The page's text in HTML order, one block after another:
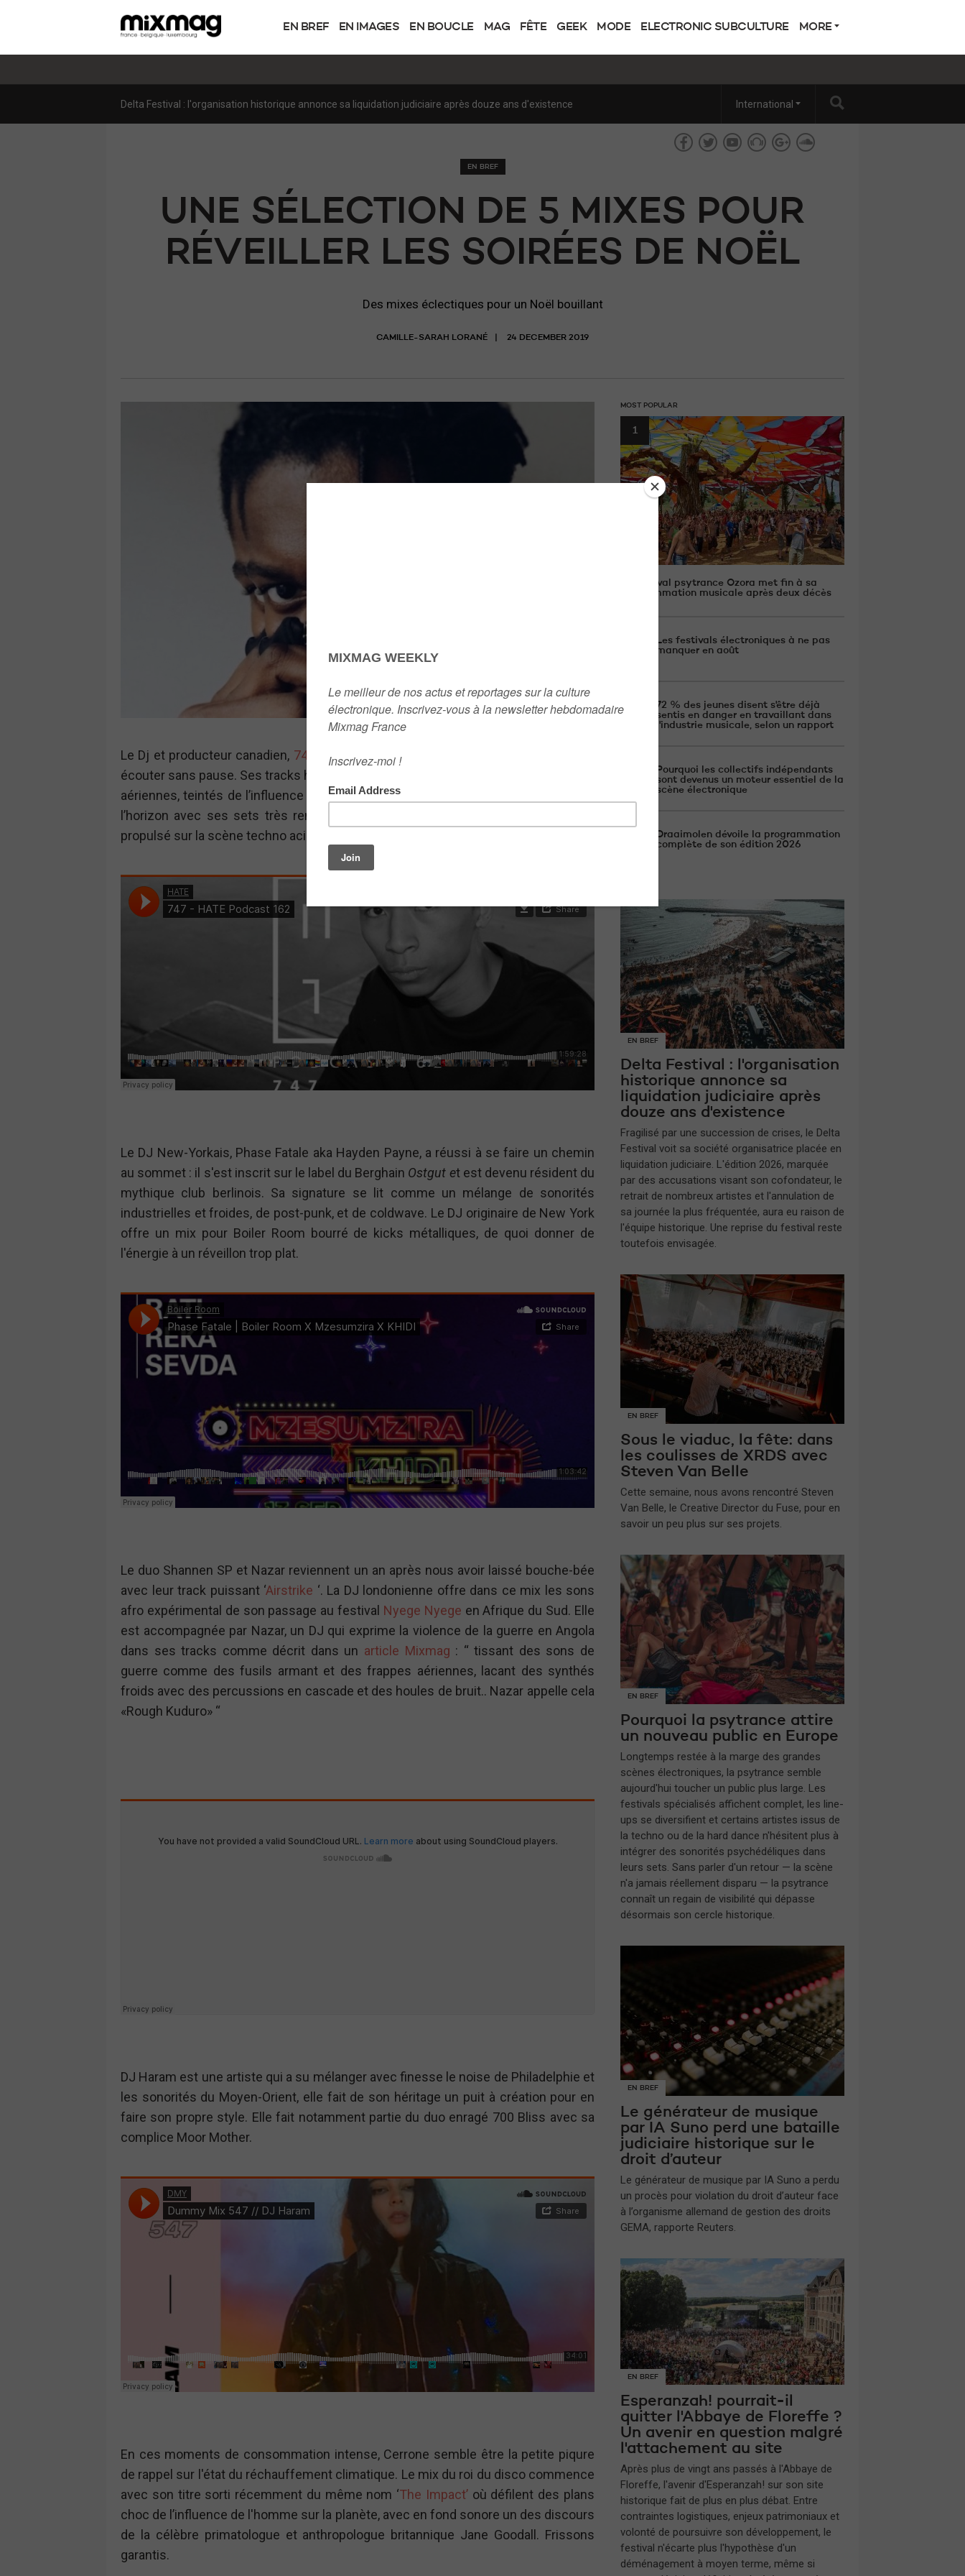
EN BREF EN IMAGES EN BOUCLE MAG FÊTE GEEK MODE ELECTRONIC SUBCULTURE MORE
Sous le viaduc, la fête: dans les coulisses de XRDS avec Steven Van Belle International
EN BREF
UNE SÉLECTION DE 5 MIXES POUR
RÉVEILLER LES SOIRÉES DE NOËL
Des mixes éclectiques pour un Noël bouillant
CAMILLE-SARAH LORANÉ 24 DECEMBER 2019
Le Dj et producteur canadien, 747
a partagé il y a deux semaines ce mix intense à
écouter sans pause. Ses tracks hypnotiques nous font décoller avec ses sonorités
aériennes, teintés de l’influence des légendes de l’acid. Son succès se voit déjà à
l’horizon avec ses sets très remarqués au Rex et au Fabric à Londres, qui l'ont
propulsé sur la scène techno acid internationale.
Le DJ New-Yorkais, Phase Fatale aka Hayden Payne, a réussi à se faire un chemin
au sommet : il s'est inscrit sur le label du Berghain Ostgut et est devenu résident du
mythique club berlinois. Sa signature se lit comme un mélange de sonorités
industrielles et froides, de post-punk, et de coldwave. Le DJ originaire de New York
offre un mix pour Boiler Room bourré de kicks métalliques, de quoi donner de
l'énergie à un réveillon trop plat.
Le duo Shannen SP et Nazar reviennent un an après nous avoir laissé bouche-bée
avec leur track puissant ‘Airstrike ‘. La DJ londonienne offre dans ce mix les sons
afro expérimental de son passage au festival Nyege Nyege en Afrique du Sud. Elle
est accompagnée par Nazar, un DJ qui exprime la violence de la guerre en Angola
dans ses tracks comme décrit dans un article Mixmag : “ tissant des sons de
guerre comme des fusils armant et des frappes aériennes, lacant des synthés
froids avec des percussions en cascade et des houles de bruit.. Nazar appelle cela
«Rough Kuduro» “
DJ Haram est une artiste qui a su mélanger avec finesse le noise de Philadelphie et
les sonorités du Moyen-Orient, elle fait de son héritage un puit à création pour en
faire son propre style. Elle fait notamment partie du duo enragé 700 Bliss avec sa
complice Moor Mother.
En ces moments de consommation intense, Cerrone semble être la petite piqure
de rappel sur l'état du réchauffement climatique. Le mix du roi du disco commence
avec son titre sorti récemment du même nom ‘The Impact’où défilent des plans
choc de l’influence de l'homme sur la planète, avec en fond sonore un des discours
de la célèbre primatologue et anthropologue britannique Jane Goodall. Frissons
garantis.
MOST POPULAR
1
Le festival psytrance Ozora met fin à sa
programmation musicale après deux décès
Les festivals électroniques à ne pas
manquer en août
72 % des jeunes disent s'être déjà
sentis en danger en travaillant dans
l'industrie musicale, selon un rapport
Pourquoi les collectifs indépendants
sont devenus un moteur essentiel de la
scène électronique
Draaimolen dévoile la programmation
complète de son édition 2026
EN BREF
Delta Festival : l'organisation
historique annonce sa
liquidation judiciaire après
douze ans d'existence
Fragilisé par une succession de crises, le Delta
Festival voit sa société organisatrice placée en
liquidation judiciaire. L'édition 2026, marquée
par des accusations visant son cofondateur, le
retrait de nombreux artistes et l'annulation de
sa journée la plus fréquentée, aura eu raison de
l'équipe historique. Une reprise du festival reste
toutefois envisagée.
EN BREF
Sous le viaduc, la fête: dans
les coulisses de XRDS avec
Steven Van Belle
​Cette semaine, nous avons rencontré Steven
Van Belle, le Creative Director du Fuse, pour en
savoir un peu plus sur ses projets.
EN BREF
Pourquoi la psytrance attire
un nouveau public en Europe
​Longtemps restée à la marge des grandes
scènes électroniques, la psytrance semble
aujourd'hui toucher un public plus large. Les
festivals spécialisés affichent complet, les line-
ups se diversifient et certains artistes issus de
la techno ou de la hard dance n'hésitent plus à
intégrer des sonorités psychédéliques dans
leurs sets. Sans parler d'un retour — la scène
n'a jamais réellement disparu — la psytrance
connaît un regain de visibilité qui dépasse
désormais son cercle historique.
EN BREF
Le générateur de musique
par IA Suno perd une bataille
judiciaire historique sur le
droit d’auteur
Le générateur de musique par IA Suno a perdu
un procès pour violation du droit d’auteur face
à l’organisme allemand de gestion des droits
GEMA, rapporte Reuters.
EN BREF
Esperanzah! pourrait-il
quitter l'Abbaye de Floreffe ?
Un avenir en question malgré
l'attachement au site
Après plus de vingt ans passés à l'Abbaye de
Floreffe, l'avenir d'Esperanzah! sur son site
historique fait de plus en plus débat. Entre
contraintes logistiques, enjeux patrimoniaux et
volonté de poursuivre son développement, le
festival n'écarte plus l'hypothèse d'un
déménagement à moyen terme, même si